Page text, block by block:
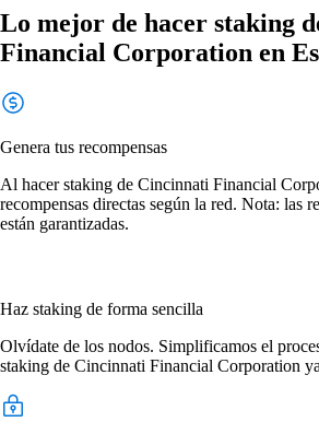
Lo mejor de hacer staking
Financial Corporation en
Genera tus recompensas
Al hacer staking de Cincinnati Financial
recompensas directas según la red. Nota: las
están garantizadas.
Haz staking de forma sencilla
Olvídate de los nodos. Simplificamos el
staking de Cincinnati Financial Corporation